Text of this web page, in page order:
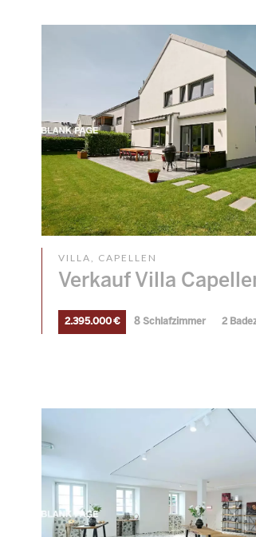
VILLA, CAPELLEN
Verkauf Villa
2.395.000 € 8 Schlafzimmer 2